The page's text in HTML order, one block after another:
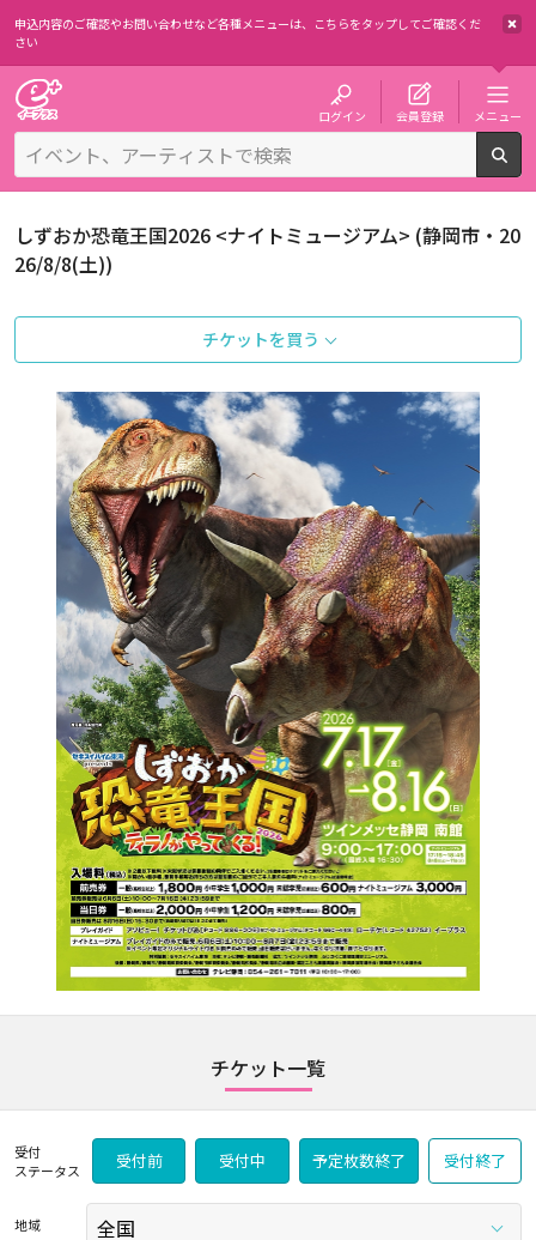
申込内容のご確認やお問い合わせなど各種メニューは、 こちらをタップしてご確認くだ
さい
ログイン 会員登録 メニュー
しずおか恐竜王国2026 <ナイトミュージアム> (静岡市・20
26/8/8(土))
チケットを買う
チケット一覧
受付
ステータス
受付前 受付中 予定枚数終了 受付終了
地域